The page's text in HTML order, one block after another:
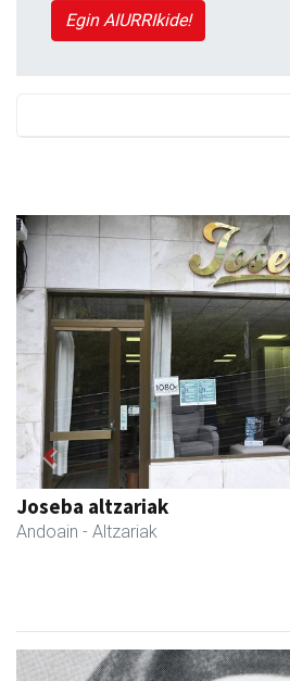
Egin AIURRIkide!
Joseba altzariak
Andoain - Altzariak
Previous